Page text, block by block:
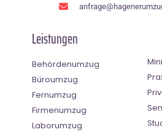
Leistungen
Behördenumzug
Büroumzug
Fernumzug
Firmenumzug
Laborumzug